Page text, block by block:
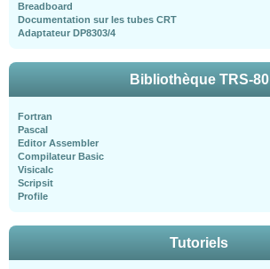
Breadboard
Documentation sur les tubes CRT
Adaptateur DP8303/4
Bibliothèque TRS-80
Fortran
Pascal
Editor Assembler
Compilateur Basic
Visicalc
Scripsit
Profile
Tutoriels